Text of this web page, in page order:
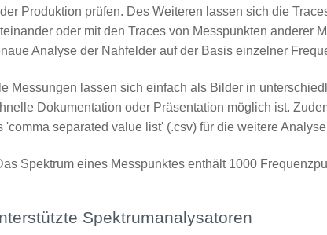
Produktion prüfen. Des Weiteren lassen sich die
oder mit den Traces von Messpunkten anderer
Analyse der Nahfelder auf der Basis einzelner
Messungen lassen sich einfach als Bilder in
Dokumentation oder Präsentation möglich ist.
'comma separated value list' (.csv) für die weitere
Spektrum eines Messpunktes enthält 1000
Spektrumanalysatoren